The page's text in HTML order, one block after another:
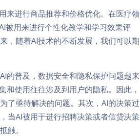
来进行商品推荐和价格优化。在医疗领
被用来进行个性化教学和学习效果评
，随着AI技术的不断发展，我们可以期
的普及，数据安全和隐私保护问题越来
和使用往往涉及到用户的隐私。因此，
了亟待解决的问题。其次，AI的决策过
当AI被用于进行招聘决策或者信贷决策
触。